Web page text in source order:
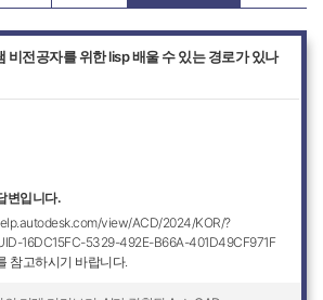
비전공자를 위한 lisp 배울 수 있는 경로가 있나
변입니다.
view/ACD/2024/KOR/?
16DC15FC-5329-492E-B66A-401D49CF971F
참고하시기 바랍니다.